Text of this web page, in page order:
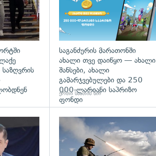
საზღვრის
საგანძურის მარათონში
ახალი თვე დაიწყო — ახალი
შანსები, ახალი
გამარჯვებულები და 250
000-ლარიანი საპრიზო
ფონდი
ერთი საათის წინ
გადახედვა